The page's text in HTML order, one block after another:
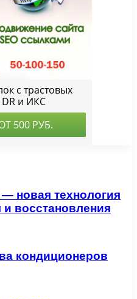
новая технология
восстановления
кондиционеров